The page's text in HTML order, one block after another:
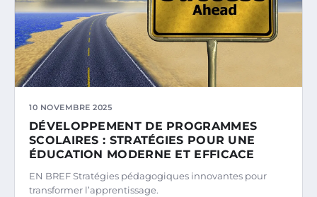
10 NOVEMBRE 2025
DÉVELOPPEMENT DE PROGRAMMES
SCOLAIRES : STRATÉGIES POUR UNE
ÉDUCATION MODERNE ET EFFICACE
EN BREF Stratégies pédagogiques innovantes pour
transformer l’apprentissage.